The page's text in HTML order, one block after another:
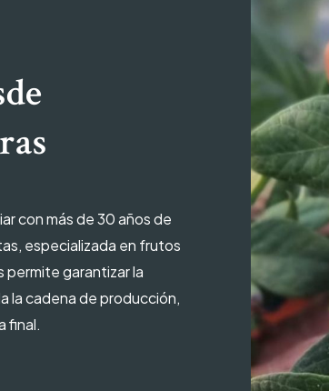
con más de 30 años de
especializada en frutos
permite garantizar la
la cadena de producción,
final.